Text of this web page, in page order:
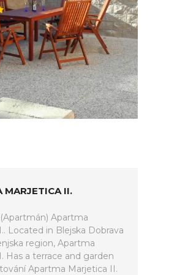
MARJETICA II.
Apartma
Located in Blejska Dobrava
region, Apartma
Has a terrace and garden
Apartma Marjetica II.